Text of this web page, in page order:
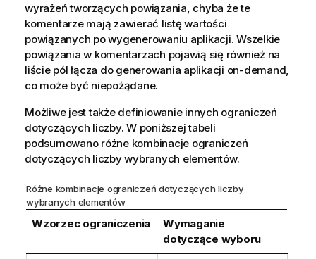
wyrażeń tworzących powiązania, chyba że te
komentarze mają zawierać listę wartości
powiązanych po wygenerowaniu aplikacji. Wszelkie
powiązania w komentarzach pojawią się również na
liście pól łącza do generowania aplikacji on-demand,
co może być niepożądane.
Możliwe jest także definiowanie innych ograniczeń
dotyczących liczby. W poniższej tabeli
podsumowano różne kombinacje ograniczeń
dotyczących liczby wybranych elementów.
Różne kombinacje ograniczeń dotyczących liczby
wybranych elementów
Wzorzec ograniczenia
Wymaganie
dotyczące wyboru